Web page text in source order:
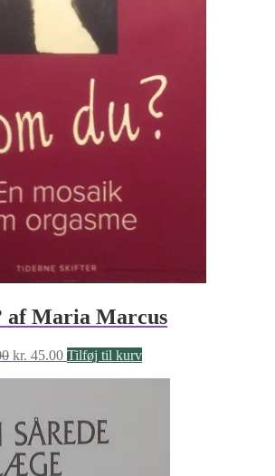
af Maria Marcus
Den
kr. 90.00.
kr. 45.00Den
kr. 45.00.
Tilføj til kurv